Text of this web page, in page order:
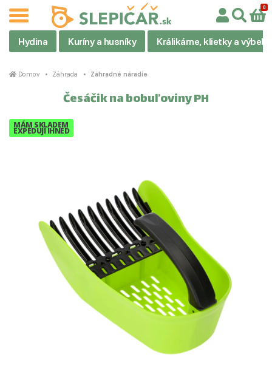
Hydina Kuríny a husníky Králikárne, klietky a výbehy
Domov Záhrada Záhradné náradie
Česáčik na bobuľoviny PH
MÁM SKLADEM
EXPEDUJI IHNED